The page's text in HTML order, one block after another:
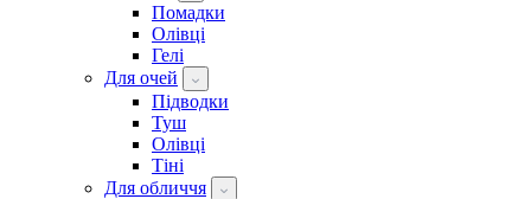
Помадки
Олівці
Гелі
Для очей
Підводки
Туш
Олівці
Тіні
Для обличчя